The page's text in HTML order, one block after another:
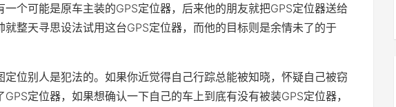
个可能是原车主装的GPS定位器，后来他的朋友就把GPS定位器送给
就整天寻思设法试用这台GPS定位器，而他的目标则是余情未了的于
定位别人是犯法的。如果你近觉得自己行踪总能被知晓，怀疑自己被窃
定位器，如果想确认一下自己的车上到底有没有被装GPS定位器，